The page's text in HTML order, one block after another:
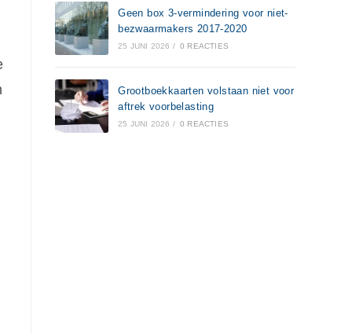
Geen box 3-vermindering voor niet-
bezwaarmakers 2017-2020
25 JUNI 2026 / 0 REACTIES
Grootboekkaarten volstaan niet voor
aftrek voorbelasting
25 JUNI 2026 / 0 REACTIES